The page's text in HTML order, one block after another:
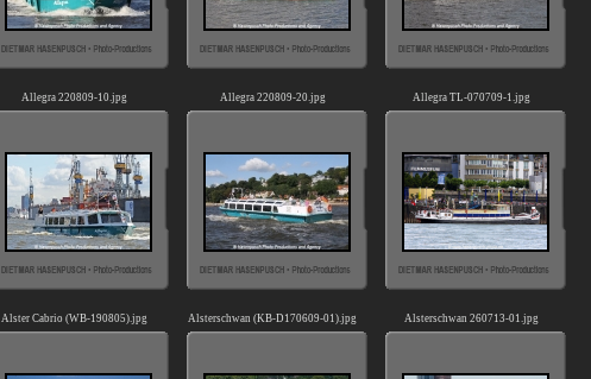
Allegra 220809-10.jpg Allegra 220809-20.jpg Allegra TL-070709-1.jpg
Alster Cabrio (WB-190805).jpg Alsterschwan (KB-D170609-01).jpg Alsterschwan 260713-01.jpg